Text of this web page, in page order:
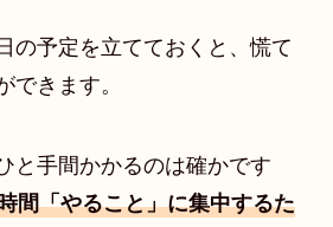
の予定を立てておくと、慌て
できます。
と手間かかるのは確かです
間「やること」に集中するた